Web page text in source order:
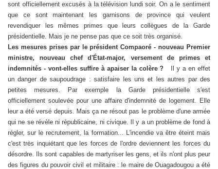
sont officiellement excusés à la télévision lundi soir. On a le sentiment
que ce sont maintenant les garnisons de province qui veulent
revendiquer les mêmes primes que leurs collègues de la Garde
présidentielle. Mais je ne pense pas que ce soit très organisé.
Les mesures prises par le président Compaoré - nouveau Premier
ministre, nouveau chef d'État-major, versement de primes et
indemnités - vont-elles suffire à apaiser la colère ?
Il y a en effet
un danger de saupoudrage : satisfaire les uns et les autres par des
petites mesures. Par exemple la Garde présidentielle s'est
officiellement soulevée pour une affaire d'indemnité de logement. Elle
leur a été versé depuis. Mais ça ne résout pas le problème d'une armée
qui ne se révèle ni républicaine, ni civique. Il y a un problème de fond à
régler, sur le recrutement, la formation... L'incendie va être éteint mais
c'est très inquiétant que les forces de l'ordre deviennent les forces du
désordre. Ils sont capables de martyriser les gens, et ils n'ont plus peur
des figures du pouvoir civil et militaire : le maire de Ouagadougou a été